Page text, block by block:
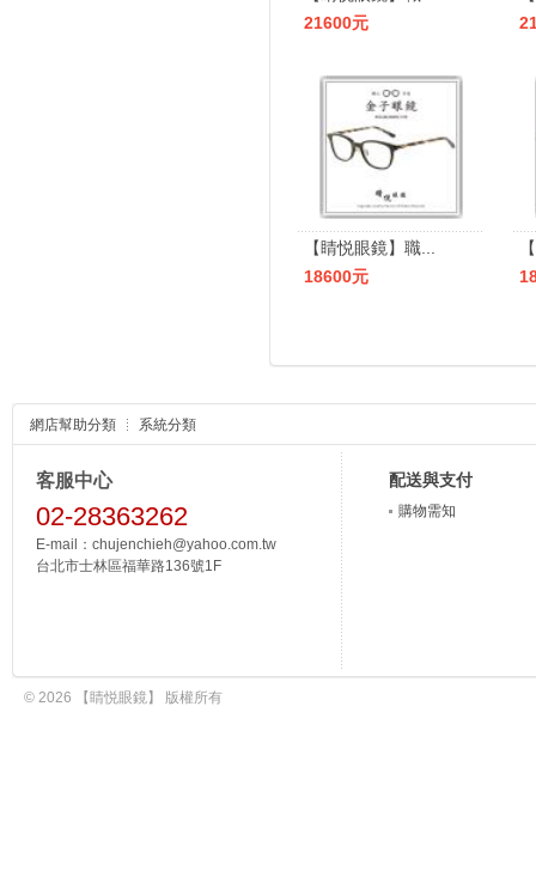
21600元
【睛悦眼鏡】職...
18600元
網店幫助分類 系統分類
客服中心
02-28363262
E-mail：chujenchieh@yahoo.com.tw
台北市士林區福華路136號1F
配送與支付
購物需知
© 2026 【睛悦眼鏡】 版權所有